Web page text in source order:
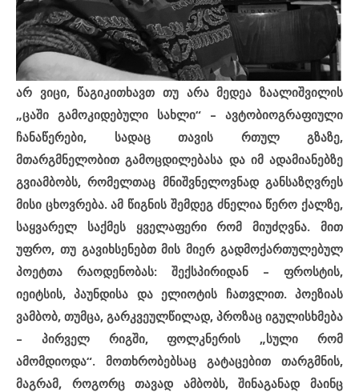
არ ვიცი, წაგიკითხავთ თუ არა მედეა ზაალიშვილის
„ცაში გამოკიდებული სახლი“ – ავტობიოგრაფიული
ჩანაწერები, სადაც თავის რთულ გზაზე,
მთარგმნელობით გამოცდილებასა და იმ ადამიანებზე
გვიამბობს, რომელთაც მნიშვნელოვნად განსაზღვრეს
მისი ცხოვრება. ამ წიგნის შემდეგ ძნელია წერო ქალზე,
საყვარელ საქმეს ყველაფერი რომ მიუძღვნა. მით
უფრო, თუ გავიხსენებთ მის მიერ გადმოქართულებულ
პოეტთა რაოდენობას: შექსპირიდან – ფროსტის,
იეიტსის, პაუნდისა და ელიოტის ჩათვლით. პოეზიას
ვამბობ, თუმცა, გარკვეულწილად, პროზაც იგულისხმება
– პირველ რიგში, ფოლკნერის „სული რომ
ამომდიოდა“. მოთხრობებსაც გატაცებით თარგმნის,
მაგრამ, როგორც თავად ამბობს, შინაგანად მაინც